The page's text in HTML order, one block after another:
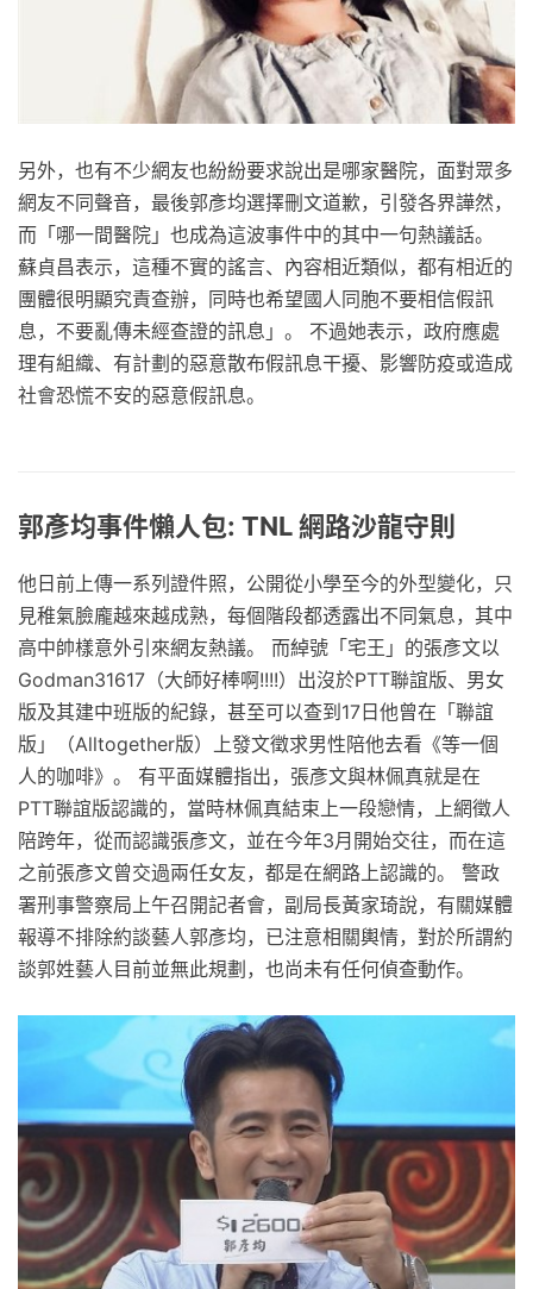
另外，也有不少網友也紛紛要求說出是哪家醫院，面對眾多
網友不同聲音，最後郭彥均選擇刪文道歉，引發各界譁然，
而「哪一間醫院」也成為這波事件中的其中一句熱議話。
蘇貞昌表示，這種不實的謠言、內容相近類似，都有相近的
團體很明顯究責查辦，同時也希望國人同胞不要相信假訊
息，不要亂傳未經查證的訊息」。 不過她表示，政府應處
理有組織、有計劃的惡意散布假訊息干擾、影響防疫或造成
社會恐慌不安的惡意假訊息。
郭彥均事件懶人包: TNL 網路沙龍守則
他日前上傳一系列證件照，公開從小學至今的外型變化，只
見稚氣臉龐越來越成熟，每個階段都透露出不同氣息，其中
高中帥樣意外引來網友熱議。 而綽號「宅王」的張彥文以
Godman31617（大師好棒啊!!!!）出沒於PTT聯誼版、男女
版及其建中班版的紀錄，甚至可以查到17日他曾在「聯誼
版」（Alltogether版）上發文徵求男性陪他去看《等一個
人的咖啡》。 有平面媒體指出，張彥文與林佩真就是在
PTT聯誼版認識的，當時林佩真結束上一段戀情，上網徵人
陪跨年，從而認識張彥文，並在今年3月開始交往，而在這
之前張彥文曾交過兩任女友，都是在網路上認識的。 警政
署刑事警察局上午召開記者會，副局長黃家琦說，有關媒體
報導不排除約談藝人郭彥均，已注意相關輿情，對於所謂約
談郭姓藝人目前並無此規劃，也尚未有任何偵查動作。